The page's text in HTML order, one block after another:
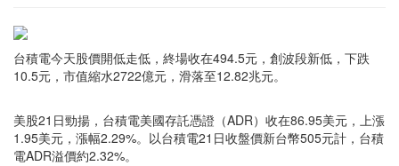
台積電今天股價開低走低，終場收在494.5元，創波段新低，下跌
10.5元，市值縮水2722億元，滑落至12.82兆元。
美股21日勁揚，台積電美國存託憑證（ADR）收在86.95美元，上漲
1.95美元，漲幅2.29%。以台積電21日收盤價新台幣505元計，台積
電ADR溢價約2.32%。